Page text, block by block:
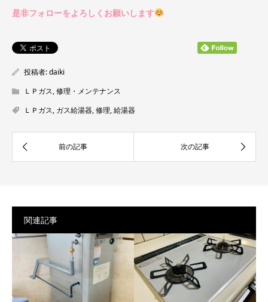
是非フォローをよろしくお願いします
投稿者:daiki
ＬＰガス,修理・メンテナンス
ＬＰガス, ガス給湯器,修理,給湯器
関連記事